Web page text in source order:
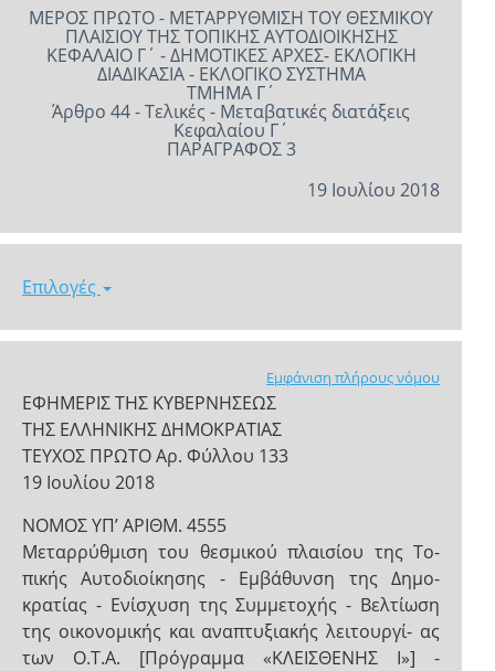
ΜΕΡΟΣ ΠΡΩΤΟ - ΜΕΤΑΡΡΥΘΜΙΣΗ ΤΟΥ ΘΕΣΜΙΚΟΥ
ΠΛΑΙΣΙΟΥ ΤΗΣ ΤΟΠΙΚΗΣ ΑΥΤΟΔΙΟΙΚΗΣΗΣ
ΚΕΦΑΛΑΙΟ Γ΄ - ΔΗΜΟΤΙΚΕΣ ΑΡΧΕΣ- ΕΚΛΟΓΙΚΗ
ΔΙΑΔΙΚΑΣΙΑ - ΕΚΛΟΓΙΚΟ ΣΥΣΤΗΜΑ
ΤΜΗΜΑ Γ΄
Άρθρο 44 - Τελικές - Μεταβατικές διατάξεις
Κεφαλαίου Γ΄
ΠΑΡΑΓΡΑΦΟΣ 3
19 Ιουλίου 2018
Επιλογές
Εμφάνιση πλήρους νόμου
ΕΦΗΜΕΡΙΣ ΤΗΣ ΚΥΒΕΡΝΗΣΕΩΣ
ΤΗΣ ΕΛΛΗΝΙΚΗΣ ΔΗΜΟΚΡΑΤΙΑΣ
ΤΕΥΧΟΣ ΠΡΩΤΟ Αρ. Φύλλου 133
19 Ιουλίου 2018
NOMOΣ ΥΠ’ ΑΡΙΘΜ. 4555
Μεταρρύθμιση του θεσμικού πλαισίου της Το-
πικής Αυτοδιοίκησης - Εμβάθυνση της Δημο-
κρατίας - Ενίσχυση της Συμμετοχής - Βελτίωση
της οικονομικής και αναπτυξιακής λειτουργί- ας
των Ο.Τ.Α. [Πρόγραμμα «ΚΛΕΙΣΘΕΝΗΣ Ι»] -